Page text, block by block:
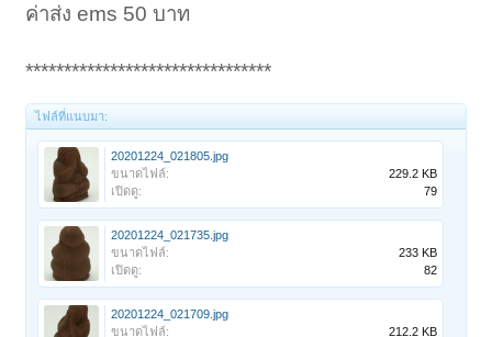
ค่าส่ง ems 50 บาท
********************************
ไฟล์ที่แนบมา:
20201224_021805.jpg
ขนาดไฟล์:
229.2 KB
เปิดดู:
79
20201224_021735.jpg
ขนาดไฟล์:
233 KB
เปิดดู:
82
20201224_021709.jpg
ขนาดไฟล์:
212.2 KB